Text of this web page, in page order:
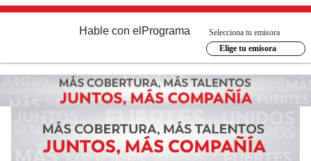
Hable con el Programa
Selecciona tu emisora
Elige tu emisora